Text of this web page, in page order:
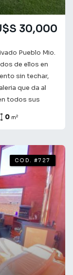
30,000
Pueblo Mio.
de ellos en
sin techar,
que da al
todos sus
coordinar una
0 m2
COD. #727